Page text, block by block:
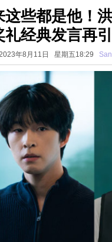
这些都是他！
礼经典发言再
年8月11日 星期五18:29